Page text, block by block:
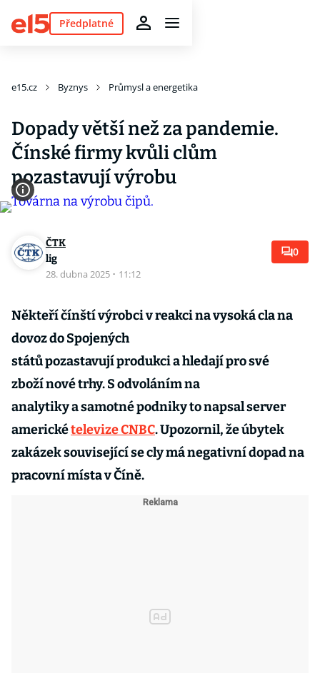
Předplatné
e15.cz Byznys Průmysl a energetika
Dopady větší než za pandemie.
Čínské firmy kvůli clům
pozastavují výrobu
ČTK
lig
28. dubna 2025 · 11:12
0
Někteří čínští výrobci v reakci na vysoká cla na
dovoz do Spojených
států pozastavují produkci a hledají pro své
zboží nové trhy. S odvoláním na
analytiky a samotné podniky to napsal server
americkételevize CNBC. Upozornil, že úbytek
zakázek související se cly má negativní dopad na
pracovní místa v Číně.